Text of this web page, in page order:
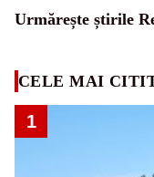
Urmărește știrile
CELE MAI
1